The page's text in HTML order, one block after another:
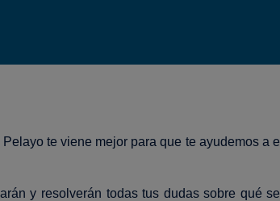
te viene mejor para que te ayudemos a
y resolverán todas tus dudas sobre qué